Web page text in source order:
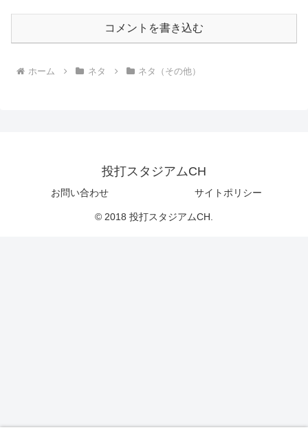
コメントを書き込む
ホーム ネタ ネタ（その他）
投打スタジアムCH
お問い合わせ サイトポリシー
© 2018 投打スタジアムCH.